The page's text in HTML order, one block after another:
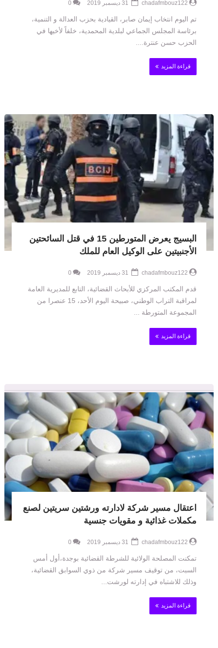
chadafmbouz122
0
تم اليوم انتخاب إيمان صابر، القيادية بحزب العدالة و التنمية،
برئاسة المجلس الجماعي لبلدية المحمدية، خلفاً لأخيها في
الحزب حسن عنترة....
قراءة المزيد
البسيج يعرض المتورطين 15 في قتل السائحتين
الأجنبيتين على الوكيل العام للملك
chadafmbouz122
0
قدم المكتب المركزي للأبحاث القضائية، التابع للمديرية العامة
لمراقبة التراب الوطني، صبيحة اليوم الأحد، 15 عنصرا من
المجموعة المتورطة ...
قراءة المزيد
اعتقال مسير شركة لادارته ورشتين سريتين لصنع
مكملات غذائية و مقويات جنسية
chadafmbouz122
0
تمكنت المصلحة الولائية للشرطة القضائية بوجدة،أول أمس
السبت، من توقيف مسير شركة من ذوي السوابق القضائية،
وذلك للاشتباه في إدارته لورشت...
قراءة المزيد